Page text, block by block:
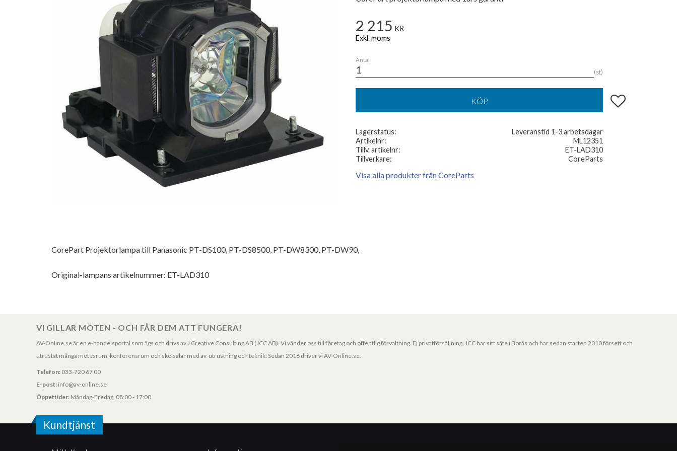
2 215 KR
Antal
st
KÖP Lägg till i favoriter
Lagerstatus
Leveranstid 1-3 arbetsdagar
Artikelnr
ML12351
Tillv. artikelnr
ET-LAD310
Tillverkare
CoreParts
Visa alla produkter från CoreParts
CorePart Projektorlampa till Panasonic PT-DS100, PT-DS8500, PT-DW8300, PT-DW90,
Original-lampans artikelnummer: ET-LAD310
VI GILLAR MÖTEN - OCH FÅR DEM ATT FUNGERA!
AV-Online.se är en e-handelsportal som ägs och drivs av J Creative Consulting AB (JCC AB). Vi vänder oss till företag och offentlig förvaltning. Ej privatförsäljning. JCC har sitt säte i Borås och har sedan starten 2010 försett och
utrustat många mötesrum, konferensrum och skolsalar med av-utrustning och teknik. Sedan 2016 driver vi AV-Online.se.
Telefon: 033-720 67 00
E-post: info@av-online.se
Öppettider: Måndag-Fredag, 08:00 - 17:00
Kundtjänst